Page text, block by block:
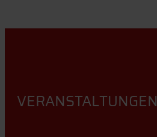
VERANSTALTUNGEN